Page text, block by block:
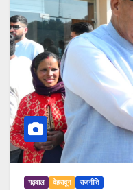
गढ़वाल देहरादून राजनीति